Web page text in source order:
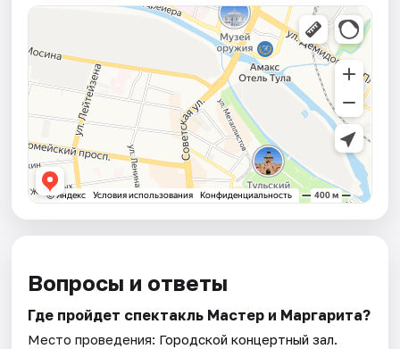
Вопросы и ответы
Где пройдет спектакль Мастер и Маргарита?
Место проведения: Городской концертный зал.